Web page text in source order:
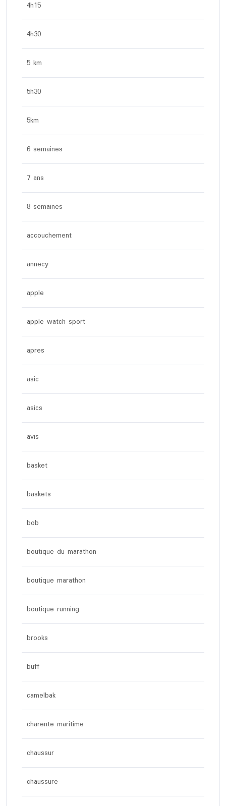
4h15
4h30
5 km
5h30
5km
6 semaines
7 ans
8 semaines
accouchement
annecy
apple
apple watch sport
apres
asic
asics
avis
basket
baskets
bob
boutique du marathon
boutique marathon
boutique running
brooks
buff
camelbak
charente maritime
chaussur
chaussure